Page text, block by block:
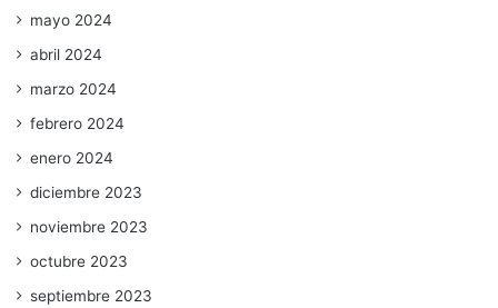
mayo 2024
abril 2024
marzo 2024
febrero 2024
enero 2024
diciembre 2023
noviembre 2023
octubre 2023
septiembre 2023